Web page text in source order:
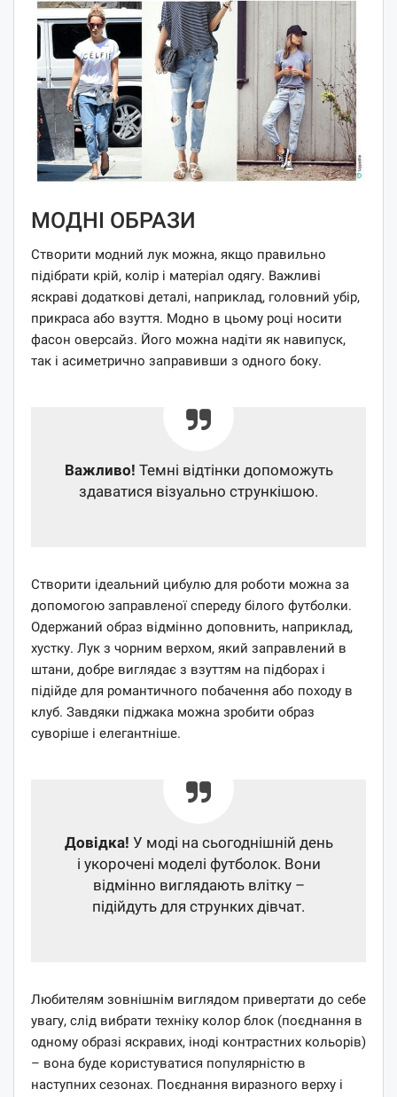
МОДНІ ОБРАЗИ
Створити модний лук можна, якщо правильно
підібрати крій, колір і матеріал одягу. Важливі
яскраві додаткові деталі, наприклад, головний убір,
прикраса або взуття. Модно в цьому році носити
фасон оверсайз. Його можна надіти як навипуск,
так і асиметрично заправивши з одного боку.
Важливо! Темні відтінки допоможуть
здаватися візуально стрункішою.
Створити ідеальний цибулю для роботи можна за
допомогою заправленої спереду білого футболки.
Одержаний образ відмінно доповнить, наприклад,
хустку. Лук з чорним верхом, який заправлений в
штани, добре виглядає з взуттям на підборах і
підійде для романтичного побачення або походу в
клуб. Завдяки піджака можна зробити образ
суворіше і елегантніше.
Довідка! У моді на сьогоднішній день
і укорочені моделі футболок. Вони
відмінно виглядають влітку –
підійдуть для струнких дівчат.
Любителям зовнішнім виглядом привертати до себе
увагу, слід вибрати техніку колор блок (поєднання в
одному образі яскравих, іноді контрастних кольорів)
– вона буде користуватися популярністю в
наступних сезонах. Поєднання виразного верху і